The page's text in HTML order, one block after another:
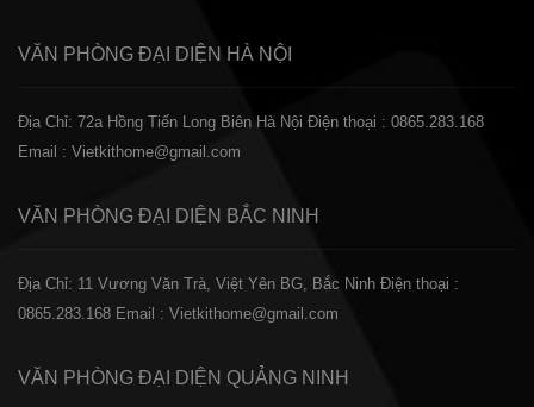
VĂN PHÒNG ĐẠI DIỆN HÀ NỘI
Địa Chỉ: 72a Hồng Tiến Long Biên Hà Nội Điện thoại : 0865.283.168
Email : Vietkithome@gmail.com
VĂN PHÒNG ĐẠI DIỆN BẮC NINH
Địa Chỉ: 11 Vương Văn Trà, Việt Yên BG, Bắc Ninh Điện thoại :
0865.283.168 Email : Vietkithome@gmail.com
VĂN PHÒNG ĐẠI DIỆN QUẢNG NINH